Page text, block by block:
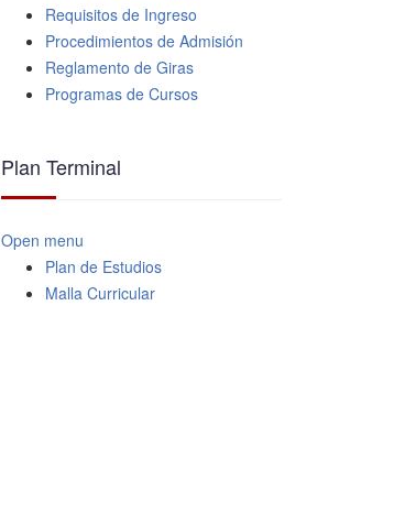
Requisitos de Ingreso
Procedimientos de Admisión
Reglamento de Giras
Programas de Cursos
Plan Terminal
Open menu
Plan de Estudios
Malla Curricular